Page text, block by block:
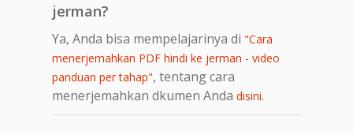
jerman?
Ya, Anda bisa mempelajarinya di "Cara
menerjemahkan PDF hindi ke jerman - video
panduan per tahap", tentang cara
menerjemahkan dkumen Anda disini.